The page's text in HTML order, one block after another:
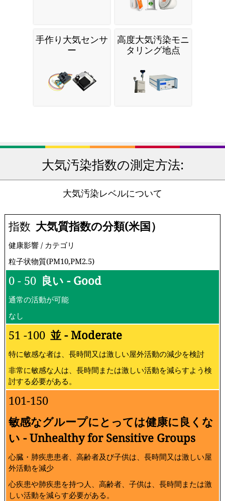
手作り大気センサ
ー
高度大気汚染モニ
タリング地点
大気汚染指数の測定方法:
大気汚染レベルについて
指数 大気質指数の分類(米国）
健康影響 / カテゴリ
粒子状物質(PM10,PM2.5)
0 - 50 良い - Good
通常の活動が可能
なし
51 -100 並 - Moderate
特に敏感な者は、長時間又は激しい屋外活動の減少を検討
非常に敏感な人は、長時間または激しい活動を減らすよう検
討する必要がある。
101-150
敏感なグループにとっては健康に良くな
い - Unhealthy for Sensitive Groups
心臓・肺疾患患者、高齢者及び子供は、長時間又は激しい屋
外活動を減少
心疾患や肺疾患を持つ人、高齢者、子供は、長時間または激
しい活動を減らす必要がある。